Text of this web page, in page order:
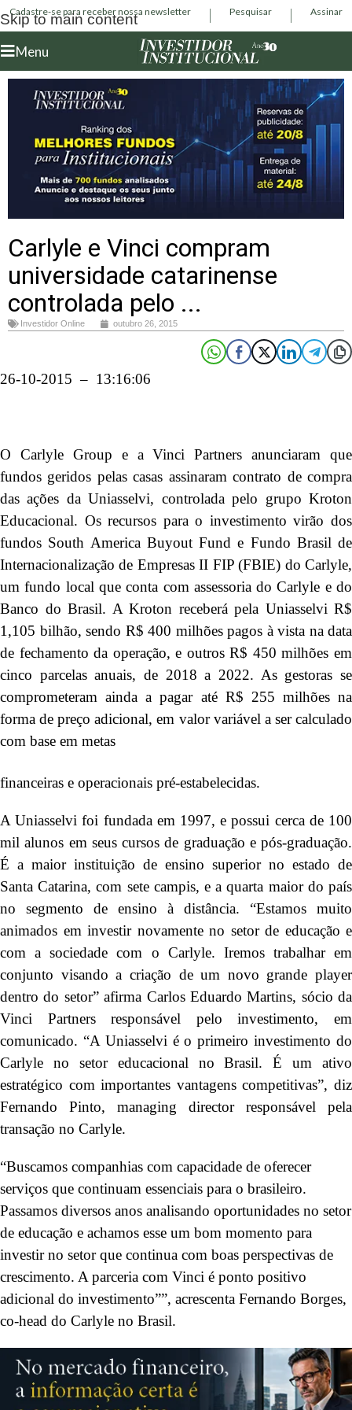
Skip to main content
Cadastre-se para receber nossa newsletter Pesquisar Assinar
Menu
Carlyle e Vinci compram
universidade catarinense
controlada pelo ...
Investidor Online outubro 26, 2015
26-10-2015 – 13:16:06
O Carlyle Group e a Vinci Partners anunciaram que
fundos geridos pelas casas assinaram contrato de compra
das ações da Uniasselvi, controlada pelo grupo Kroton
Educacional. Os recursos para o investimento virão dos
fundos South America Buyout Fund e Fundo Brasil de
Internacionalização de Empresas II FIP (FBIE) do Carlyle,
um fundo local que conta com assessoria do Carlyle e do
Banco do Brasil. A Kroton receberá pela Uniasselvi R$
1,105 bilhão, sendo R$ 400 milhões pagos à vista na data
de fechamento da operação, e outros R$ 450 milhões em
cinco parcelas anuais, de 2018 a 2022. As gestoras se
comprometeram ainda a pagar até R$ 255 milhões na
forma de preço adicional, em valor variável a ser calculado
com base em metas
financeiras e operacionais pré-estabelecidas.
A Uniasselvi foi fundada em 1997, e possui cerca de 100
mil alunos em seus cursos de graduação e pós-graduação.
É a maior instituição de ensino superior no estado de
Santa Catarina, com sete campis, e a quarta maior do país
no segmento de ensino à distância. “Estamos muito
animados em investir novamente no setor de educação e
com a sociedade com o Carlyle. Iremos trabalhar em
conjunto visando a criação de um novo grande player
dentro do setor” afirma Carlos Eduardo Martins, sócio da
Vinci Partners responsável pelo investimento, em
comunicado. “A Uniasselvi é o primeiro investimento do
Carlyle no setor educacional no Brasil. É um ativo
estratégico com importantes vantagens competitivas”, diz
Fernando Pinto, managing director responsável pela
transação no Carlyle.
“Buscamos companhias com capacidade de oferecer
serviços que continuam essenciais para o brasileiro.
Passamos diversos anos analisando oportunidades no setor
de educação e achamos esse um bom momento para
investir no setor que continua com boas perspectivas de
crescimento. A parceria com Vinci é ponto positivo
adicional do investimento””, acrescenta Fernando Borges,
co-head do Carlyle no Brasil.